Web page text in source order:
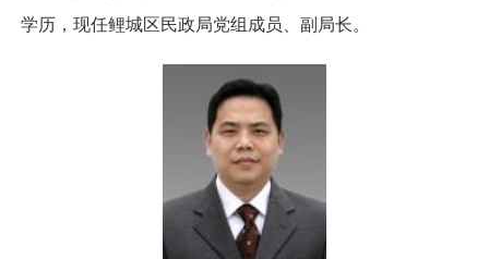
学历，现任鲤城区民政局党组成员、副局长。